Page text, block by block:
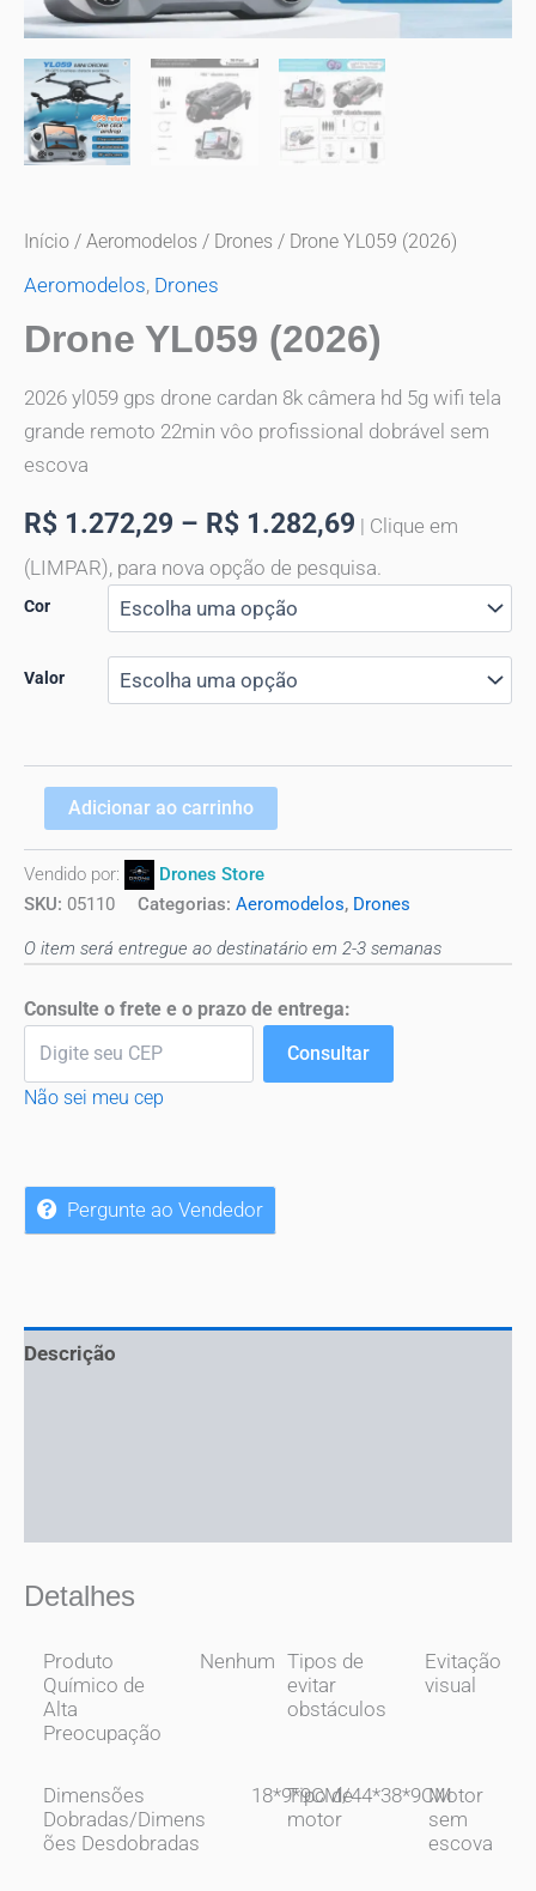
Início / Aeromodelos / Drones / Drone YL059 (2026)
Aeromodelos, Drones
Drone YL059 (2026)
2026 yl059 gps drone cardan 8k câmera hd 5g wifi tela
grande remoto 22min vôo profissional dobrável sem
escova
R$ 1.272,29 – R$ 1.282,69 | Clique em
(LIMPAR), para nova opção de pesquisa.
Cor
Valor
Adicionar ao carrinho
Vendido por:
Drones Store
SKU: 05110 Categorias: Aeromodelos, Drones
O item será entregue ao destinatário em 2-3 semanas
Consulte o frete e o prazo de entrega:
Consultar
Não sei meu cep
Pergunte ao Vendedor
Descrição
Detalhes
Produto
Químico de
Alta
Preocupação
Nenhum Tipos de
evitar
obstáculos
Evitação
visual
Dimensões
Dobradas/Dimens
ões Desdobradas
18*9*9CM/44*38*9CM
Tipo de
motor
Motor
sem
escova